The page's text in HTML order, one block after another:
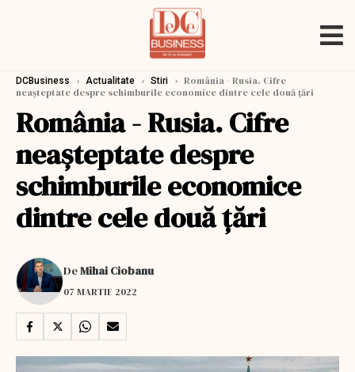
DCBusiness › Actualitate › Stiri › România - Rusia. Cifre
neaşteptate despre schimburile economice dintre cele două ţări
România - Rusia. Cifre
neaşteptate despre
schimburile economice
dintre cele două ţări
DeMihai Ciobanu
07 MARTIE 2022